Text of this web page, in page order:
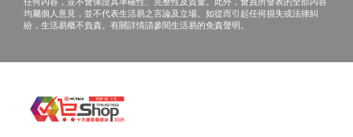
復康用品有限公司保留權利包括任何拒絕要求退款
申请之權利。
個工作天前聯絡營康薈。
貨， 貨品將被送回至營康薈，客人需於分店的辦
公時間內自行安排前往領回，
均屬個人意見，並不代表生活易之言論及立場。如從而引起任何損失或法律糾
紛，生活易概不負責。有關詳情請參閱生活易的免責聲明。